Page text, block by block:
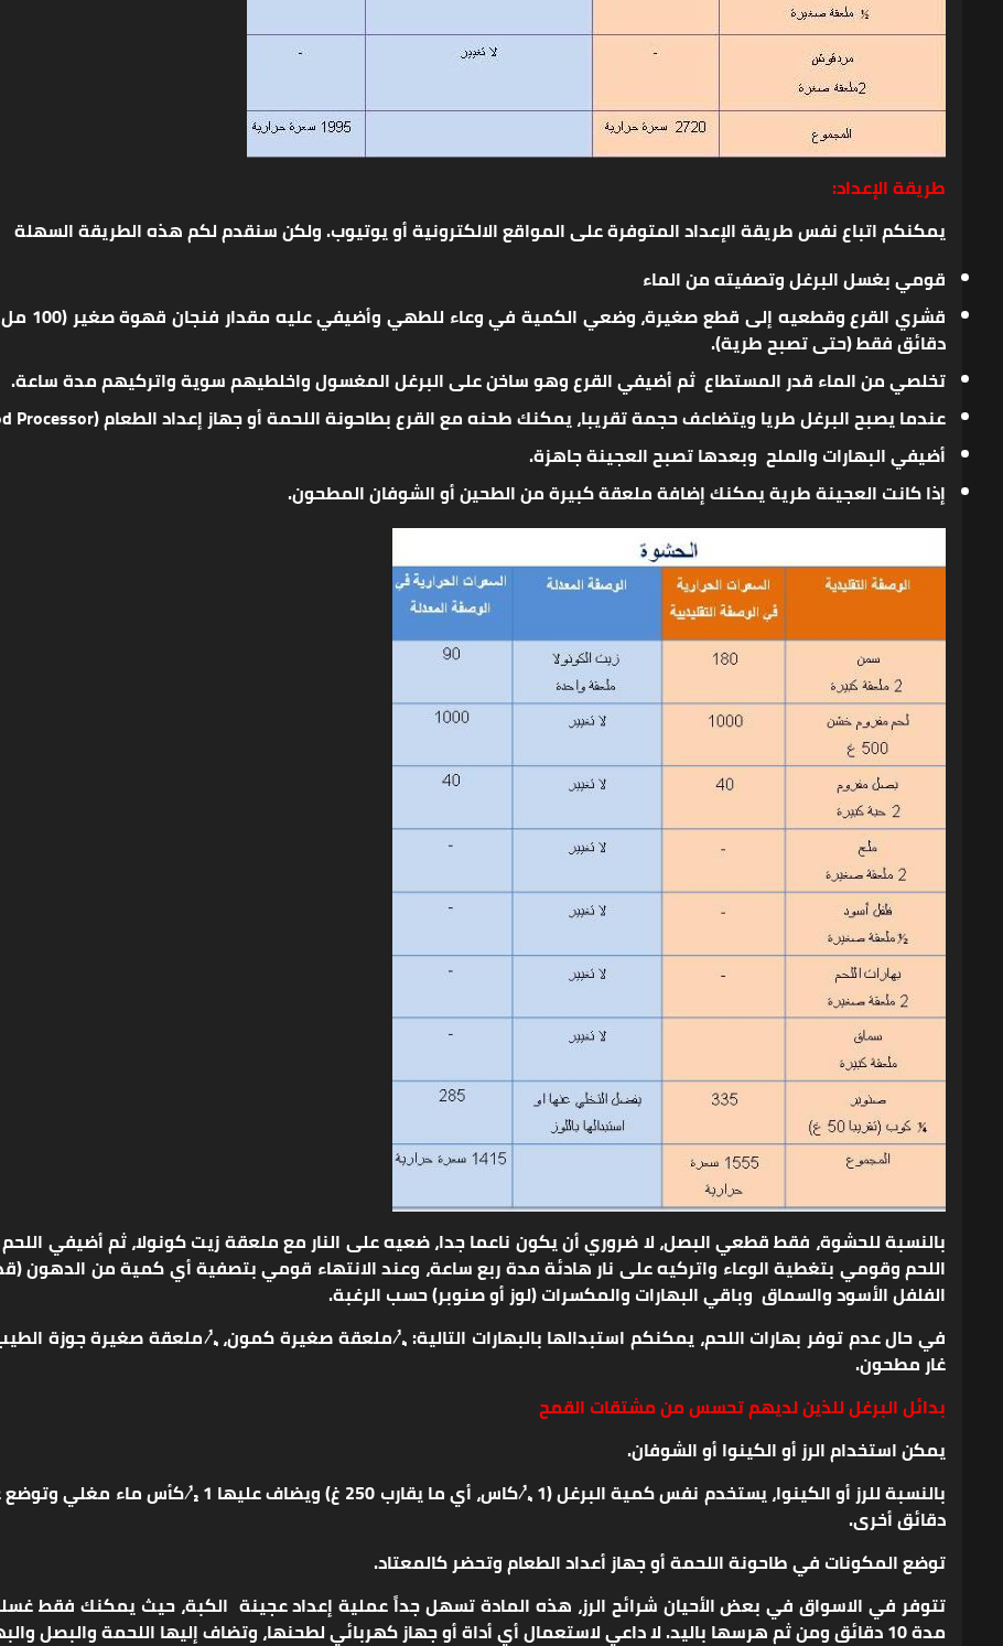
طريقة الإعداد:
يمكنكم اتباع نفس طريقة الإعداد المتوفرة على المواقع الالكترونية أو يوتيوب. ولكن سنقدم لكم هذه الطريقة السهلة
قومي بغسل البرغل وتصفيته من الماء
دقائق فقط (حتى تصبح طرية).
تخلصي من الماء قدر المستطاع ثم أضيفي القرع وهو ساخن على البرغل المغسول واخلطيهم سوية واتركيهم مدة ساعة.
عندما يصبح البرغل طريا ويتضاعف حجمة تقريبا، يمكنك طحنه مع القرع بطاحونة اللحمة أو جهاز إعداد الطعام (food Processor) مع اللحمة والبصل.
أضيفي البهارات والملح وبعدها تصبح العجينة جاهزة.
إذا كانت العجينة طرية يمكنك إضافة ملعقة كبيرة من الطحين أو الشوفان المطحون.
بالنسبة للحشوة، فقط قطعي البصل، لا ضروري أن يكون ناعما جدا، ضعيه على النار مع ملعقة زيت كونولا، ثم أضيفي
اللحم وقومي بتغطية الوعاء واتركيه على نار هادئة مدة ربع ساعة، وعند الانتهاء قومي بتصفية أي كمية من
الفلفل الأسود والسماق وباقي البهارات والمكسرات (لوز أو صنوبر) حسب الرغبة.
في حال عدم توفر بهارات اللحم، يمكنكم استبدالها بالبهارات التالية: ¼ ملعقة صغيرة كمون، ¼ ملعقة صغيرة جوزة
غار مطحون.
بدائل البرغل للذين لديهم تحسس من مشتقات القمح
يمكن استخدام الرز أو الكينوا أو الشوفان.
دقائق أخرى.
توضع المكونات في طاحونة اللحمة أو جهاز أعداد الطعام وتحضر كالمعتاد.
تتوفر في الاسواق في بعض الأحيان شرائح الرز، هذه المادة تسهل جداً عملية إعداد عجينة الكبة، حيث يمكنك فقط
مدة 10 دقائق ومن ثم هرسها باليد. لا داعي لاستعمال أي أداة أو جهاز كهربائي لطحنها، وتضاف إليها اللحمة والبصل والبهارات والملح كالمعتاد.